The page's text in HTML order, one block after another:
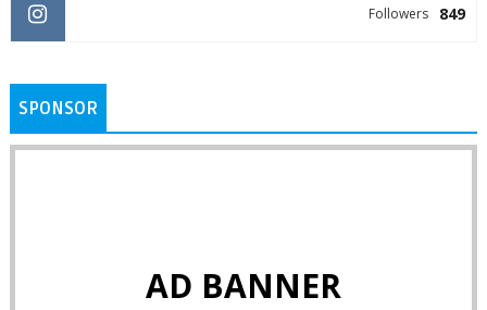
849
Followers
SPONSOR
AD BANNER